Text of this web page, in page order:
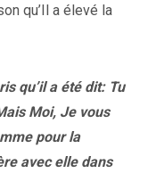
qu’Il a élevé la
qu’il a été dit: Tu
Moi, Je vous
pour la
avec elle dans